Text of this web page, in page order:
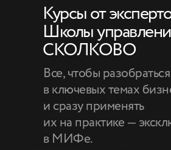
Все, чтобы разобраться
в ключевых темах
и сразу применять
их на практике —
в МИФе.
Курсы от
Школы
СКОЛКОВО